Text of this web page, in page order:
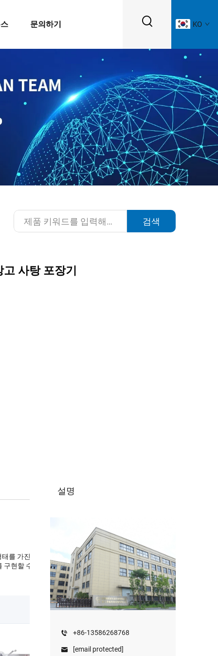
문의하기 KO
검색
사탕 포장기
설명
+86-13586268768
[email protected]
를 가진 과립상 제품
구현할 수 있습니다.